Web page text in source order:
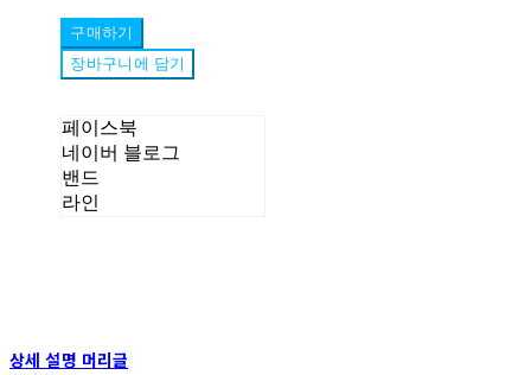
구매하기
장바구니에 담기
페이스북
네이버 블로그
밴드
라인
상세 설명 머리글